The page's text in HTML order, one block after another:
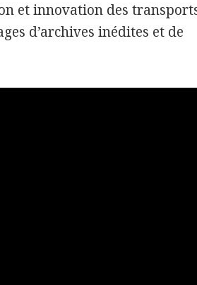
et innovation des
d’archives inédites et de